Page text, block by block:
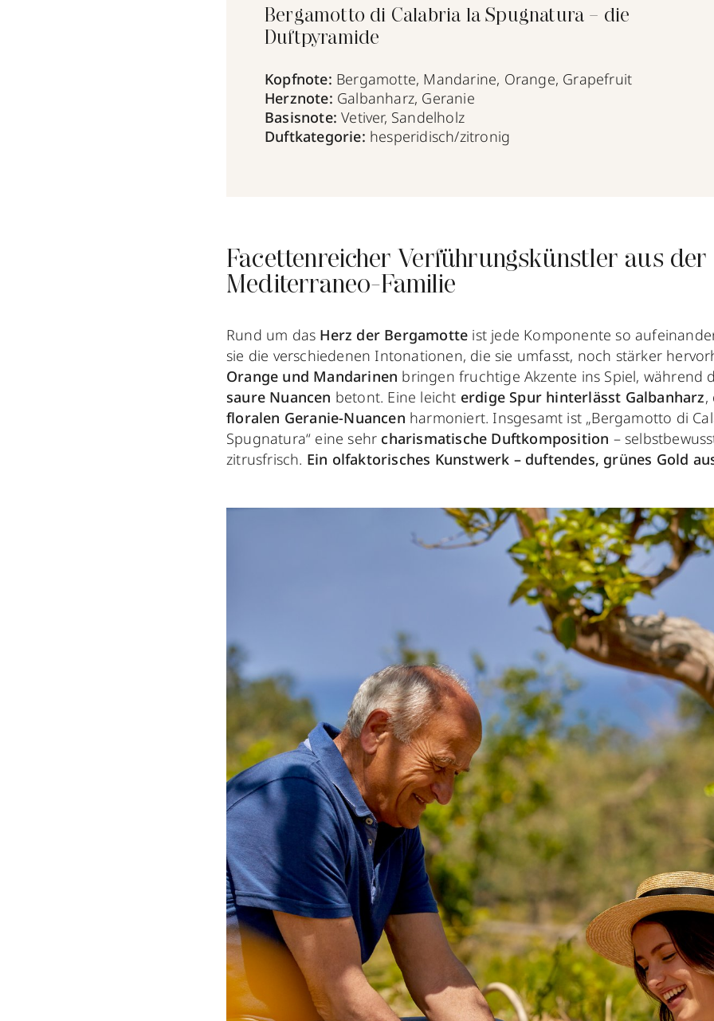
Bergamotto di Calabria la Spugnatura – die
Duftpyramide
Kopfnote: Bergamotte, Mandarine, Orange, Grapefruit
Herznote: Galbanharz, Geranie
Basisnote: Vetiver, Sandelholz
Duftkategorie: hesperidisch/zitronig
Facettenreicher Verführungskünstler aus der
Mediterraneo-Familie
Rund um das Herz der Bergamotte ist jede Komponente so
sie die verschiedenen Intonationen, die sie umfasst, noch stärker
Orange und Mandarinen bringen fruchtige Akzente ins Spiel, während
saure Nuancen betont. Eine leicht erdige Spur hinterlässt Galbanharz,
floralen Geranie-Nuancen harmoniert. Insgesamt ist „Bergamotto di
Spugnatura“ eine sehr charismatische Duftkomposition –
zitrusfrisch. Ein olfaktorisches Kunstwerk – duftendes, grünes Gold